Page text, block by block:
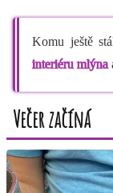
Komu ještě
interiéru mlýna
Večer začíná